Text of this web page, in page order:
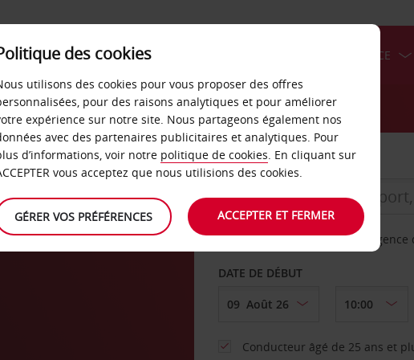
SERVICES &
LOCATION
LIBRE-SERVICE
AGENCE DE DÉPART
Sélectionnez une autre agence
DATE DE DÉBUT
Conducteur âgé de 25 ans et
des cookies
utilisons des cookies pour vous proposer des offres
pour des raisons analytiques et pour améliorer
expérience sur notre site. Nous partageons également nos
avec des partenaires publicitaires et analytiques. Pour
d’informations, voir notre politique de cookies. En cliquant sur
vous acceptez que nous utilisions des cookies.
GÉRER VOS PRÉFÉRENCES ACCEPTER ET FERMER